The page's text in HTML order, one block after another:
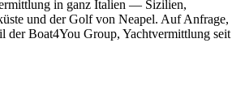
in ganz Italien — Sizilien,
und der Golf von Neapel. Auf Anfrage,
der Boat4You Group, Yachtvermittlung seit